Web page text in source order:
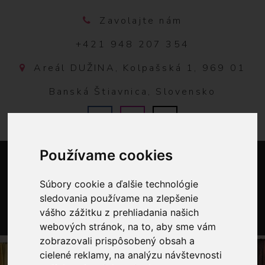
Používame cookies
Súbory cookie a ďalšie technológie
sledovania používame na zlepšenie
vášho zážitku z prehliadania našich
webových stránok, na to, aby sme vám
zobrazovali prispôsobený obsah a
cielené reklamy, na analýzu návštevnosti
Zavolajte nám
+421 948 207 354
Areál DUŽINA, Kolpašská 1, 969 01
Banská Štiavnica, Slovensko
0